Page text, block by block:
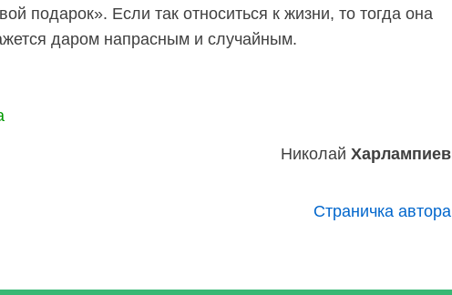
подарок». Если так относиться к жизни, то тогда она
даром напрасным и случайным.
НиколайХарлампиев
Страничка автора